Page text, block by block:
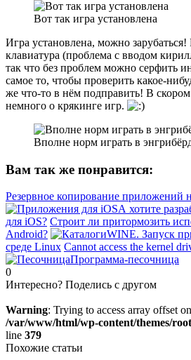
Вот так игра установлена
Игра установлена, можно
клавиатура (проблема с вводом
так что без проблем можно серфить
самое то, чтобы проверить какое-
же что-то в нём подправить! В
немного о крякинге игр.
Вполне норм играть в
Вам так же понравится:
Резервное копирование приложений
А хотите
для iOS? Строит ли притормозить
Android?
WINE. Запуск
среде Linux Сannot access the kernel
Программа-песочница
0
Интересно? Поделись с другом
Warning: Trying to access array offset
/var/www/html/wp-content/themes/
line 379
Похожие статьи